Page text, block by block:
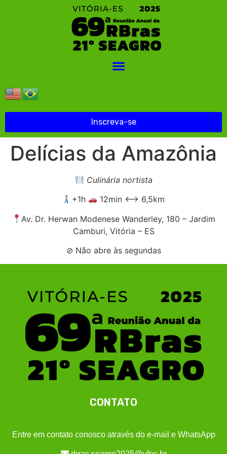
Inscreva-se
Delícias da Amazônia
Culinária nortista
+1h
12min ⟷ 6,5km
Av. Dr. Herwan Modenese Wanderley, 180 – Jardim
Camburi, Vitória – ES
⊘ Não abre às segundas
CONTATO
Entre em contato conosco através do e-mail e WhatsApp